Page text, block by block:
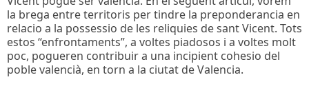
la brega entre territoris per tindre la preponderancia en
relacio a la possessio de les reliquies de sant Vicent. Tots
estos “enfrontaments”, a voltes piadosos i a voltes molt
poc, pogueren contribuir a una incipient cohesio del
poble valencià, en torn a la ciutat de Valencia.